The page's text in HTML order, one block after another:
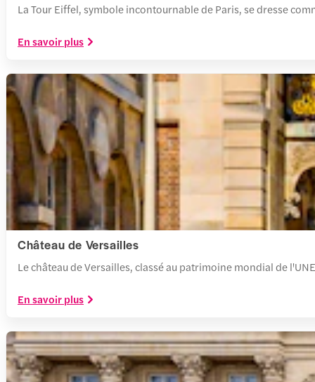
La Tour Eiffel, symbole incontournable de Paris, se dresse
En savoir plus
Château de Versailles
Le château de Versailles, classé au patrimoine mondial de
En savoir plus